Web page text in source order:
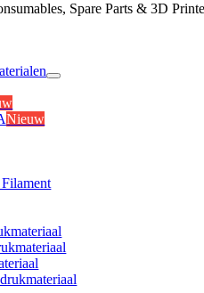
Spare Parts & 3D
Nieuw